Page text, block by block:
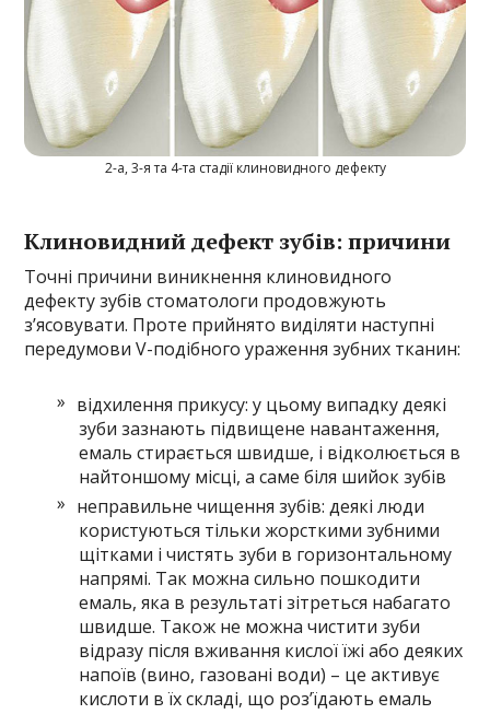
2-а, 3-я та 4-та стадії клиновидного дефекту
Клиновидний дефект зубів: причини
Точні причини виникнення клиновидного
дефекту зубів стоматологи продовжують
з’ясовувати. Проте прийнято виділяти наступні
передумови V-подібного ураження зубних тканин:
відхилення прикусу: у цьому випадку деякі
зуби зазнають підвищене навантаження,
емаль стирається швидше, і відколюється в
найтоншому місці, а саме біля шийок зубів
неправильне чищення зубів: деякі люди
користуються тільки жорсткими зубними
щітками і чистять зуби в горизонтальному
напрямі. Так можна сильно пошкодити
емаль, яка в результаті зітреться набагато
швидше. Також не можна чистити зуби
відразу після вживання кислої їжі або деяких
напоїв (вино, газовані води) – це активує
кислоти в їх складі, що роз’їдають емаль